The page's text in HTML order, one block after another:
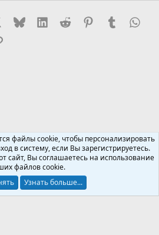
X (Twitter)
BlueskyLinkedInReddit PinterestTumblr
почта
Ссылка
и правила
Помощь
файлы cookie, чтобы персонализировать
в систему, если Вы зарегистрируетесь.
сайт, Вы соглашаетесь на использование
файлов cookie.
Узнать больше...